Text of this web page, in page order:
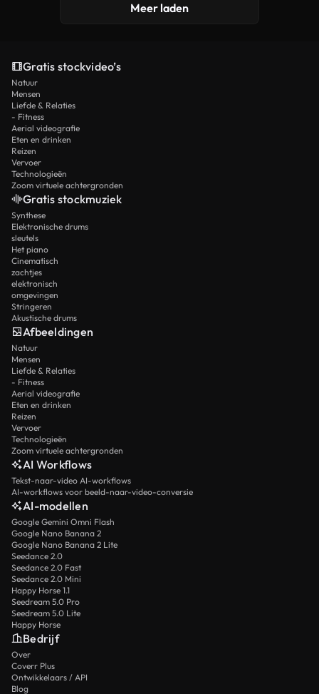
Meer laden
Gratis stockvideo’s
Natuur
Mensen
Liefde & Relaties
- Fitness
Aerial videografie
Eten en drinken
Reizen
Vervoer
Technologieën
Zoom virtuele achtergronden
Gratis stockmuziek
Synthese
Elektronische drums
sleutels
Het piano
Cinematisch
zachtjes
elektronisch
omgevingen
Stringeren
Akustische drums
Afbeeldingen
Natuur
Mensen
Liefde & Relaties
- Fitness
Aerial videografie
Eten en drinken
Reizen
Vervoer
Technologieën
Zoom virtuele achtergronden
AI Workflows
Tekst-naar-video AI-workflows
AI-workflows voor beeld-naar-video-conversie
AI-modellen
Google Gemini Omni Flash
Google Nano Banana 2
Google Nano Banana 2 Lite
Seedance 2.0
Seedance 2.0 Fast
Seedance 2.0 Mini
Happy Horse 1.1
Seedream 5.0 Pro
Seedream 5.0 Lite
Happy Horse
Bedrijf
Over
Coverr Plus
Ontwikkelaars / API
Blog